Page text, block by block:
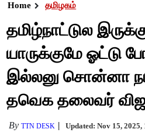
Home தமிழகம்
தமிழ்நாட்டுல
யாருக்குமே ஓட்டு
இல்லனு சொன்னா
தவெக தலைவர்
ByTTN DESK Updated: Nov 15, 2025,